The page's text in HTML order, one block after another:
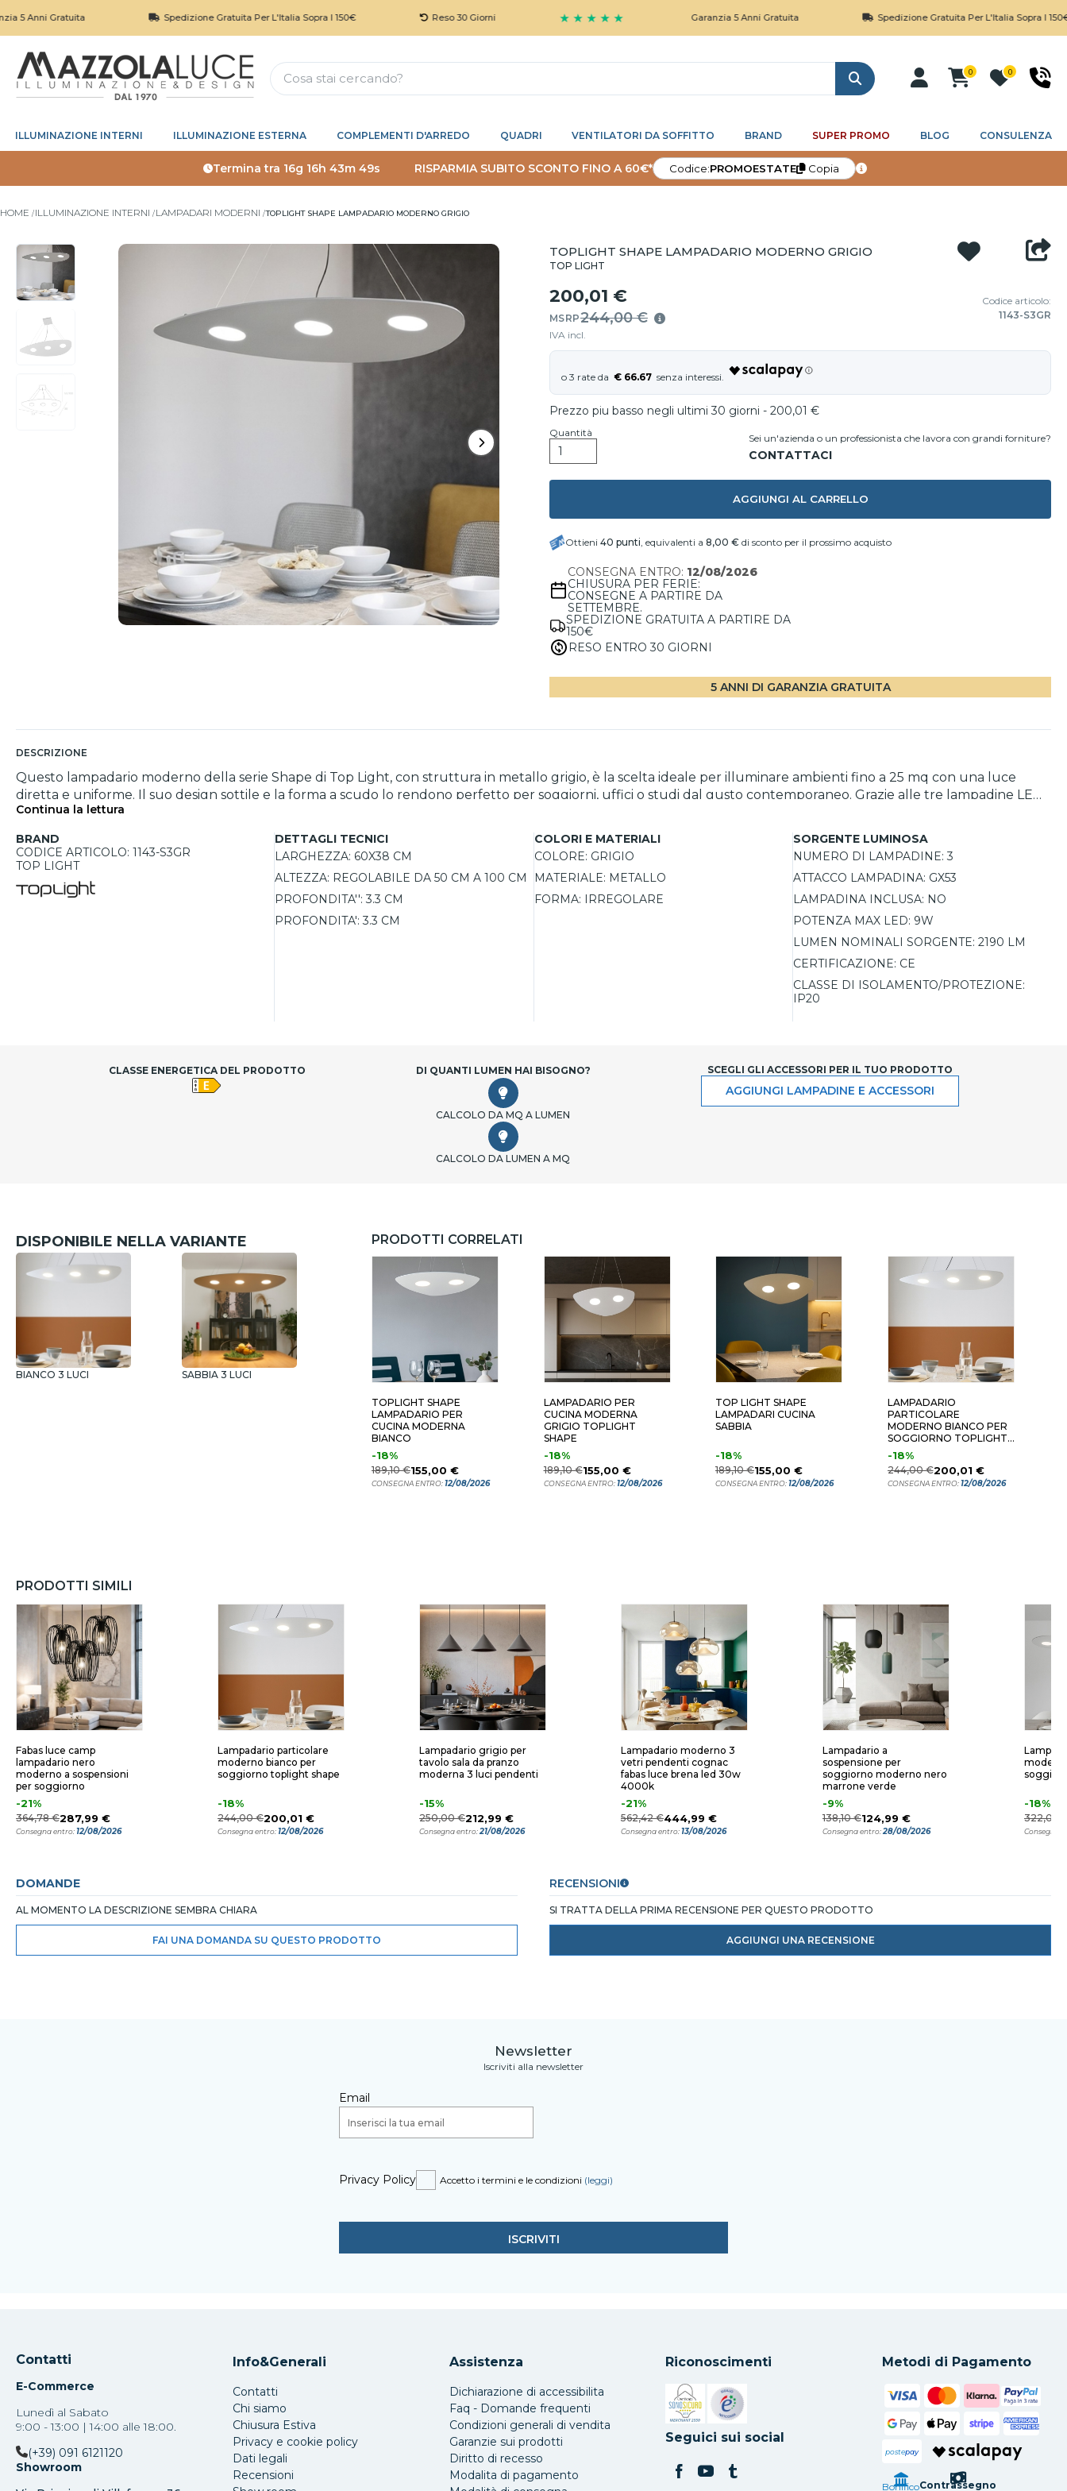
Gratuita Spedizione Gratuita Per L'Italia Sopra I 150€ Reso 30 Giorni ★ ★ ★ ★ ★ Garanzia 5 Anni Gratuita Spedizione Gratuita Per L'Italia Sopra I 150€
Cerca
0 0
ILLUMINAZIONE INTERNI ILLUMINAZIONE ESTERNA COMPLEMENTI D'ARREDO QUADRI VENTILATORI DA SOFFITTO BRAND SUPER PROMO BLOG CONSULENZA
Termina tra 16g 16h 43m 48s RISPARMIA SUBITO SCONTO FINO A 60€* Codice:PROMOESTATE Copia
HOME ILLUMINAZIONE INTERNI LAMPADARI MODERNI TOPLIGHT SHAPE LAMPADARIO MODERNO GRIGIO
TOPLIGHT SHAPE LAMPADARIO MODERNO GRIGIO
TOP LIGHT
200,01 €
MSRP244,00 €
IVA incl.
Codice articolo:
1143-S3GR
€ 66.67
Prezzo piu basso negli ultimi 30 giorni - 200,01 €
Quantità Sei un'azienda o un professionista che lavora con grandi forniture?
AGGIUNGI AL CARRELLO
Ottieni 40 punti, equivalenti a 8,00 € di sconto per il prossimo acquisto
CONSEGNA ENTRO: 12/08/2026
CHIUSURA PER FERIE:
CONSEGNE A PARTIRE DA
SETTEMBRE.
SPEDIZIONE GRATUITA A PARTIRE DA
150€
RESO ENTRO 30 GIORNI
5 ANNI DI GARANZIA GRATUITA
DESCRIZIONE
Questo lampadario moderno della serie Shape di Top Light, con struttura in metallo grigio, è la scelta ideale per illuminare ambienti fino a 25 mq con una luce
diretta e uniforme. Il suo design sottile e la forma a scudo lo rendono perfetto per soggiorni, uffici o studi dal gusto contemporaneo. Grazie alle tre lampadine LED
GX53 intercambiabili, assicura una soluzione pratica ed efficiente, mentre i cavi regolabili permettono di adattarne l’altezza alle diverse esigenze. Un prodotto
dall’ottimo rapporto qualità-prezzo, pensato per chi cerca stile e funzionalità in un’unica soluzione.
Continua la lettura
BRAND
CODICE ARTICOLO: 1143-S3GR
TOP LIGHT
DETTAGLI TECNICI
LARGHEZZA: 60X38 CM
ALTEZZA: REGOLABILE DA 50 CM A 100 CM
PROFONDITA'': 3.3 CM
PROFONDITA': 3.3 CM
COLORI E MATERIALI
COLORE: GRIGIO
MATERIALE: METALLO
FORMA: IRREGOLARE
SORGENTE LUMINOSA
NUMERO DI LAMPADINE: 3
ATTACCO LAMPADINA: GX53
LAMPADINA INCLUSA: NO
POTENZA MAX LED: 9W
LUMEN NOMINALI SORGENTE: 2190 LM
CERTIFICAZIONE: CE
CLASSE DI ISOLAMENTO/PROTEZIONE:
IP20
CLASSE ENERGETICA DEL PRODOTTO DI QUANTI LUMEN HAI BISOGNO?
CALCOLO DA MQ A LUMEN
CALCOLO DA LUMEN A MQ
SCEGLI GLI ACCESSORI PER IL TUO PRODOTTO
AGGIUNGI LAMPADINE E ACCESSORI
DISPONIBILE NELLA VARIANTE
BIANCO 3 LUCI SABBIA 3 LUCI SABBIA 3 LUCI BIANCO 3 LUCI
PRODOTTI CORRELATI
TOPLIGHT SHAPE
LAMPADARIO PER
CUCINA MODERNA
BIANCO
-18%
189,10 €155,00 €
CONSEGNA ENTRO:12/08/2026
LAMPADARIO PER
CUCINA MODERNA
GRIGIO TOPLIGHT
SHAPE
-18%
189,10 €155,00 €
CONSEGNA ENTRO:12/08/2026
TOP LIGHT SHAPE
LAMPADARI CUCINA
SABBIA
-18%
189,10 €155,00 €
CONSEGNA ENTRO:12/08/2026
LAMPADARIO
PARTICOLARE
MODERNO BIANCO PER
SOGGIORNO TOPLIGHT
SHAPE
-18%
244,00 €200,01 €
CONSEGNA ENTRO:12/08/2026
PRODOTTI SIMILI
Fabas luce camp
lampadario nero
moderno a sospensioni
per soggiorno
-21%
364,78 €287,99 €
Consegna entro:12/08/2026
Lampadario particolare
moderno bianco per
soggiorno toplight shape
-18%
244,00 €200,01 €
Consegna entro:12/08/2026
Lampadario grigio per
tavolo sala da pranzo
moderna 3 luci pendenti
-15%
250,00 €212,99 €
Consegna entro:21/08/2026
Lampadario moderno 3
vetri pendenti cognac
fabas luce brena led 30w
4000k
-21%
562,42 €444,99 €
Consegna entro:13/08/2026
Lampadario a
sospensione per
soggiorno moderno nero
marrone verde
-9%
138,10 €124,99 €
Consegna entro:28/08/2026
-18%
322,08
Consegna
DOMANDE
AL MOMENTO LA DESCRIZIONE SEMBRA CHIARA
FAI UNA DOMANDA SU QUESTO PRODOTTO
RECENSIONI
SI TRATTA DELLA PRIMA RECENSIONE PER QUESTO PRODOTTO
AGGIUNGI UNA RECENSIONE
Newsletter
Iscriviti alla newsletter
Email
Privacy Policy Accetto i termini e le condizioni (leggi)
Contatti
E-Commerce
Lunedì al Sabato
9:00 - 13:00 | 14:00 alle 18:00.
(+39) 091 6121120
Showroom
Info&Generali
Contatti
Chi siamo
Chiusura Estiva
Privacy e cookie policy
Dati legali
Recensioni
Assistenza
Dichiarazione di accessibilita
Faq - Domande frequenti
Condizioni generali di vendita
Garanzie sui prodotti
Diritto di recesso
Modalita di pagamento
Riconoscimenti
Si apre in una nuova scheda
Si apre in una nuova scheda
Seguici sui social
Metodi di Pagamento
postepay
BonificoContrassegno